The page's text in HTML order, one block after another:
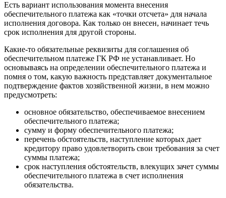
Есть вариант использования момента внесения
обеспечительного платежа как «точки отсчета» для начала
исполнения договора. Как только он внесен, начинает течь
срок исполнения для другой стороны.
Какие-то обязательные реквизиты для соглашения об
обеспечительном платеже ГК РФ не устанавливает. Но
основываясь на определении обеспечительного платежа и
помня о том, какую важность представляет документальное
подтверждение фактов хозяйственной жизни, в нем можно
предусмотреть:
основное обязательство, обеспечиваемое внесением
обеспечительного платежа;
сумму и форму обеспечительного платежа;
перечень обстоятельств, наступление которых дает
кредитору право удовлетворить свои требования за счет
суммы платежа;
срок наступления обстоятельств, влекущих зачет суммы
обеспечительного платежа в счет исполнения
обязательства.